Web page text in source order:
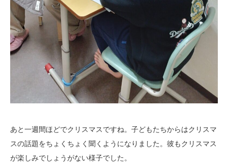
あと一週間ほどでクリスマスですね。子どもたちからはクリスマ
スの話題をちょくちょく聞くようになりました。彼もクリスマス
が楽しみでしょうがない様子でした。